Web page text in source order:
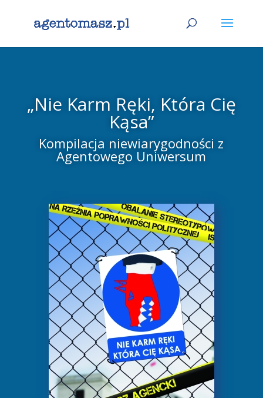
„Nie Karm Ręki, Która Cię
Kąsa”
Kompilacja niewiarygodności z
Agentowego Uniwersum